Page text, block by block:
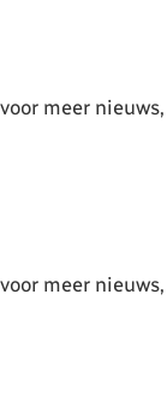
meer
meer